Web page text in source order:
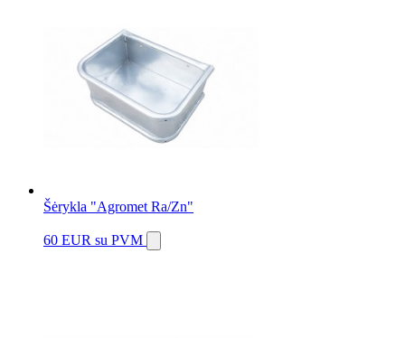
Šėrykla "Agromet Ra/Zn"
60 EUR su PVM